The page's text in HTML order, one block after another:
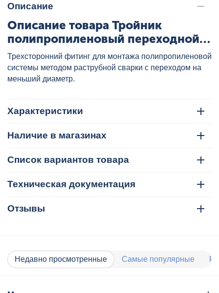
Описание
Описание товара Тройник
полипропиленовый переходной
63x50x63 бел. VALTEC, артикул:
VTp.735.0.063050063
Трехсторонний фитинг для монтажа полипропиленовой
системы методом раструбной сварки с переходом на
меньший диаметр.
Характеристики
Наличие в магазинах
Список вариантов товара
Техническая документация
Отзывы
Недавно просмотренные Самые популярные